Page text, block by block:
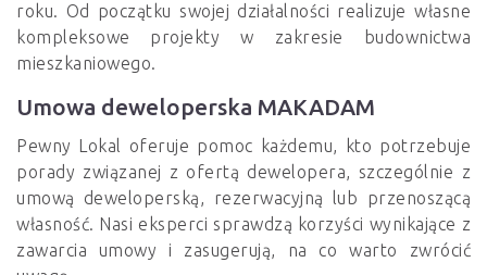
roku. Od początku swojej działalności realizuje własne
kompleksowe projekty w zakresie budownictwa
mieszkaniowego.
Umowa deweloperska MAKADAM
Pewny Lokal oferuje pomoc każdemu, kto potrzebuje
porady związanej z ofertą dewelopera, szczególnie z
umową deweloperską, rezerwacyjną lub przenoszącą
własność. Nasi eksperci sprawdzą korzyści wynikające z
zawarcia umowy i zasugerują, na co warto zwrócić